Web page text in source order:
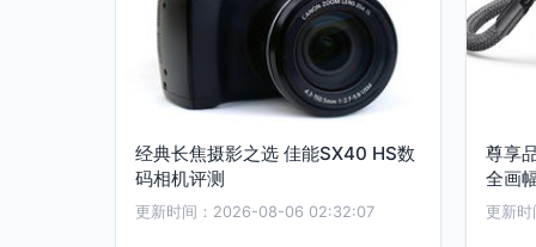
经典长焦摄影之选 佳能SX40 HS数
码相机评测
更新时间：2026-08-06 02:32:07
尊享
全画
更新